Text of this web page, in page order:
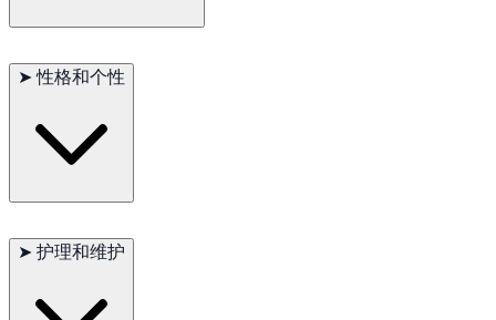
能够快速适应新环境和新面孔。豹猫需要大量的活动和精神刺
➤ 性格和个性
人互动，但也能独自娱乐。豹猫热爱探索和冒险，是非常有趣的
➤ 护理和维护